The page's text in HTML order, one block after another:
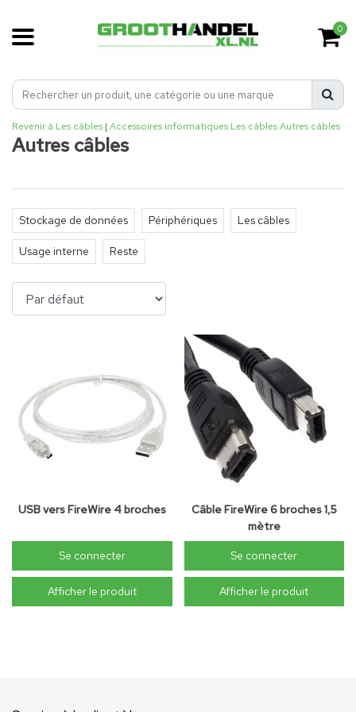
0
Revenir à Les câbles | Accessoires informatiques Les câblesAutres câbles
Autres câbles
Stockage de données Périphériques Les câbles
Usage interne Reste
USB vers FireWire 4 broches
Se connecter
Afficher le produit
Câble FireWire 6 broches 1,5
mètre
Se connecter
Afficher le produit